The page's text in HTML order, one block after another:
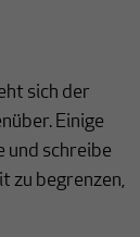
sich der
Einige
und schreibe
zu begrenzen,